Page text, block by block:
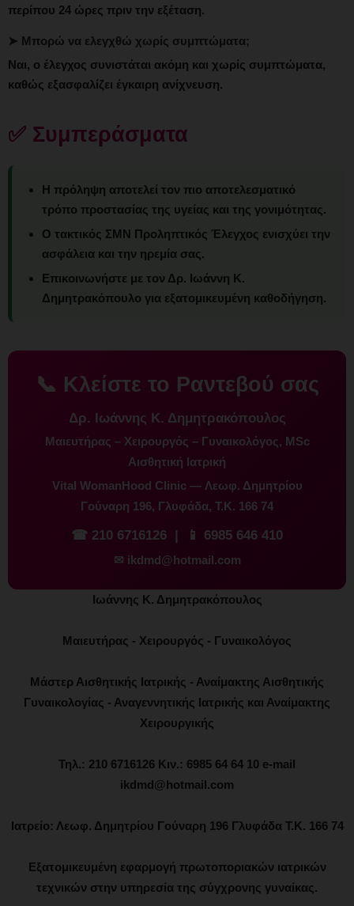
περίπου 24 ώρες πριν την εξέταση.
➤ Μπορώ να ελεγχθώ χωρίς συμπτώματα;
Ναι, ο έλεγχος συνιστάται ακόμη και χωρίς συμπτώματα,
καθώς εξασφαλίζει έγκαιρη ανίχνευση.
✅ Συμπεράσματα
Η πρόληψη αποτελεί τον πιο αποτελεσματικό
τρόπο προστασίας της υγείας και της γονιμότητας.
Ο τακτικός ΣΜΝ Προληπτικός Έλεγχος ενισχύει την
ασφάλεια και την ηρεμία σας.
Επικοινωνήστε με τον Δρ. Ιωάννη Κ.
Δημητρακόπουλο για εξατομικευμένη καθοδήγηση.
📞 Κλείστε το Ραντεβού σας
Δρ. Ιωάννης Κ. Δημητρακόπουλος
Μαιευτήρας – Χειρουργός – Γυναικολόγος, MSc
Αισθητική Ιατρική
Vital WomanHood Clinic — Λεωφ. Δημητρίου
Γούναρη 196, Γλυφάδα, Τ.Κ. 166 74
☎ 210 6716126 | 📱 6985 646 410
✉ ikdmd@hotmail.com
Ιωάννης Κ. Δημητρακόπουλος
Μαιευτήρας - Χειρουργός - Γυναικολόγος
Μάστερ Αισθητικής Ιατρικής - Αναίμακτης Αισθητικής
Γυναικολογίας - Αναγεννητικής Ιατρικής και Αναίμακτης
Χειρουργικής
Τηλ.: 210 6716126 Κιν.: 6985 64 64 10 e-mail
ikdmd@hotmail.com
Ιατρείο: Λεωφ. Δημητρίου Γούναρη 196 Γλυφάδα Τ.Κ. 166 74
Εξατομικευμένη εφαρμογή πρωτοποριακών ιατρικών
τεχνικών στην υπηρεσία της σύγχρονης γυναίκας.